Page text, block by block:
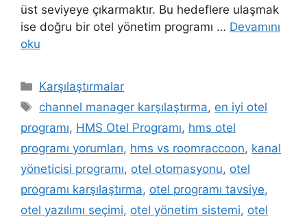
üst seviyeye çıkarmaktır. Bu hedeflere ulaşmak
ise doğru bir otel yönetim programı … Devamını
oku
Kategoriler
Karşılaştırmalar
Etiketler
channel manager karşılaştırma, en iyi otel
programı, HMS Otel Programı, hms otel
programı yorumları, hms vs roomraccoon, kanal
yöneticisi programı, otel otomasyonu, otel
programı karşılaştırma, otel programı tavsiye,
otel yazılımı seçimi, otel yönetim sistemi, otel